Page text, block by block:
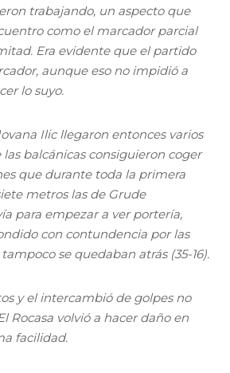
trabajando, un aspecto que
como el marcador parcial
Era evidente que el partido
aunque eso no impidió a
lo suyo.
Ilic llegaron entonces varios
balcánicas consiguieron coger
que durante toda la primera
metros las de Grude
para empezar a ver portería,
con contundencia por las
se quedaban atrás (35-16).
y el intercambió de golpes no
Rocasa volvió a hacer daño en
facilidad.